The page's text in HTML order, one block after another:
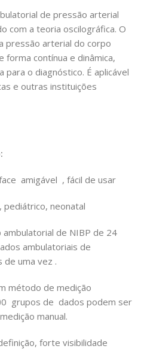
de pressão arterial
coma teoria oscilográfica. O
pressão arterial do corpo
forma contínua e dinâmica,
para o diagnóstico. É aplicável
eoutras instituições
amigável , fácil de usar
pediátrico, neonatal
de NIBP de 24
ambulatoriais de
uma vez .
método de medição
grupos de dados podem ser
manual.
forte visibilidade